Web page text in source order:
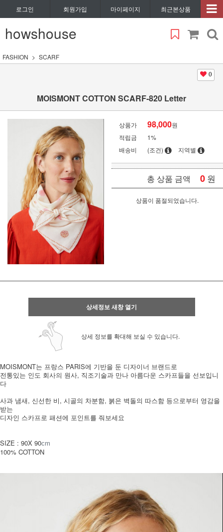
로그인 회원가입 마이페이지 최근본상품
howshouse
FASHION SCARF
0
MOISMONT COTTON SCARF-820 Letter
상품가 98,000원
적립금
1%
배송비
(조건) 지역별
총 상품 금액 0 원
상품이 품절되었습니다.
상세정보 새창 열기
상세 정보를 확대해 보실 수 있습니다.
MOISMONT는 프랑스 PARIS에 기반을 둔 디자이너 브랜드로
전통있는 인도 회사의 원사, 직조기술과 만나 아름다운 스카프들을 선보입니
다
사과 냄새, 신선한 비, 시골의 차분함, 붉은 벽돌의 따스함 등으로부터 영감을
받는
디자인 스카프로 패션에 포인트를 줘보세요
SIZE : 90X 90cm
100% COTTON